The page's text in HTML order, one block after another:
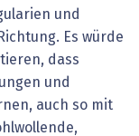
und
Es würde
dass
und
auch so mit